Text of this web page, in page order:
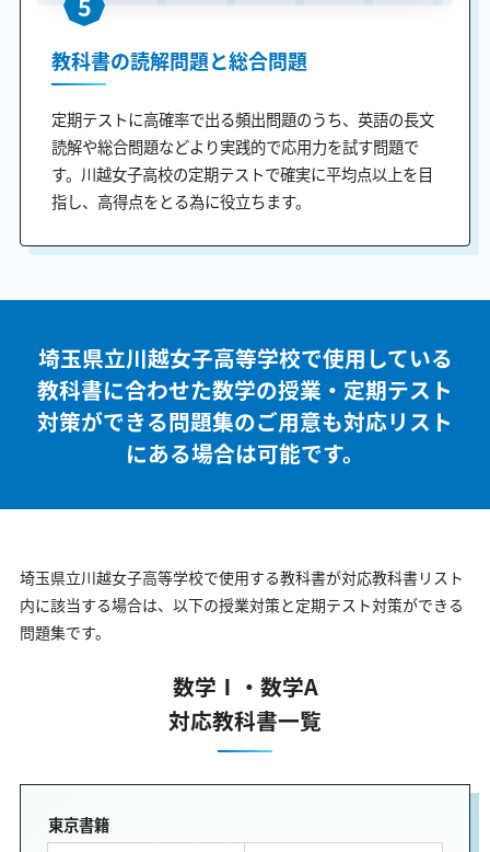
教科書の読解問題と総合問題
定期テストに高確率で出る頻出問題のうち、英語の長文
読解や総合問題などより実践的で応用力を試す問題で
す。川越女子高校の定期テストで確実に平均点以上を目
指し、高得点をとる為に役立ちます。
埼玉県立川越女子高等学校で使用している
教科書に合わせた数学の授業・定期テスト
対策ができる問題集のご用意も対応リスト
にある場合は可能です。
埼玉県立川越女子高等学校で使用する教科書が対応教科書リスト
内に該当する場合は、以下の授業対策と定期テスト対策ができる
問題集です。
数学Ⅰ・数学A
対応教科書一覧
東京書籍